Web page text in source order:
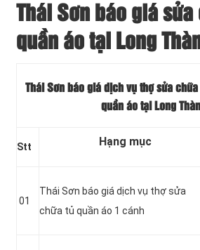
Thái Sơn báo giá sửa
quần áo tại Long
Thái Sơn báo giá dịch vụ thợ sửa
quần áo tại Long
Stt Hạng mục
01
Thái Sơn báo giá dịch vụ thợ sửa
chữa tủ quần áo 1 cánh